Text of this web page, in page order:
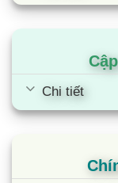
Chi tiết